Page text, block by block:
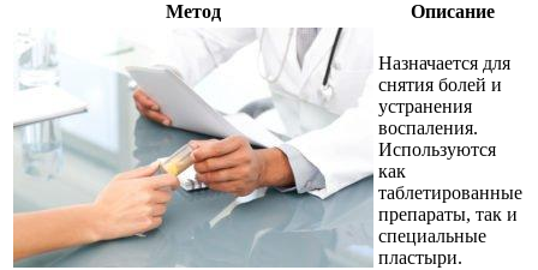
Метод Описание
Назначается для
снятия болей и
устранения
воспаления.
Используются
как
таблетированные
препараты, так и
специальные
пластыри.